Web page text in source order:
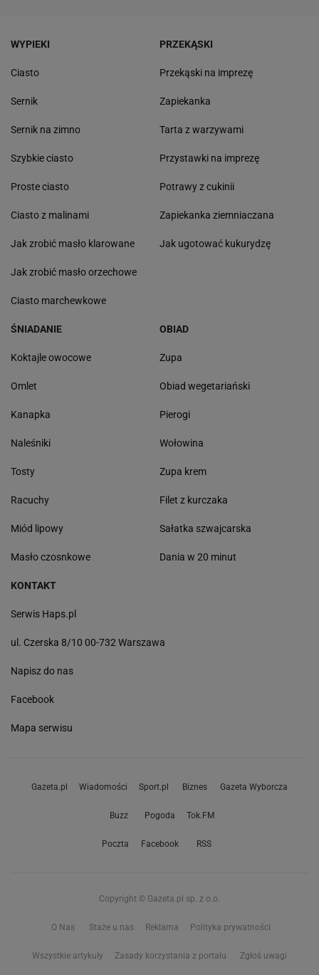
WYPIEKI
Ciasto
Sernik
Sernik na zimno
Szybkie ciasto
Proste ciasto
Ciasto z malinami
Jak zrobić masło klarowane
Jak zrobić masło orzechowe
Ciasto marchewkowe
PRZEKĄSKI
Przekąski na imprezę
Zapiekanka
Tarta z warzywami
Przystawki na imprezę
Potrawy z cukinii
Zapiekanka ziemniaczana
Jak ugotować kukurydzę
ŚNIADANIE
Koktajle owocowe
Omlet
Kanapka
Naleśniki
Tosty
Racuchy
Miód lipowy
Masło czosnkowe
OBIAD
Zupa
Obiad wegetariański
Pierogi
Wołowina
Zupa krem
Filet z kurczaka
Sałatka szwajcarska
Dania w 20 minut
KONTAKT
Serwis Haps.pl
ul. Czerska 8/10 00-732 Warszawa
Napisz do nas
Facebook
Mapa serwisu
Gazeta.pl Wiadomości Sport.pl Biznes Gazeta Wyborcza
Buzz Pogoda Tok.FM
Poczta Facebook RSS
Copyright © Gazeta.pl sp. z o.o.
O Nas Staże u nas Reklama Polityka prywatności
Wszystkie artykuły Zasady korzystania z portalu Zgłoś uwagi